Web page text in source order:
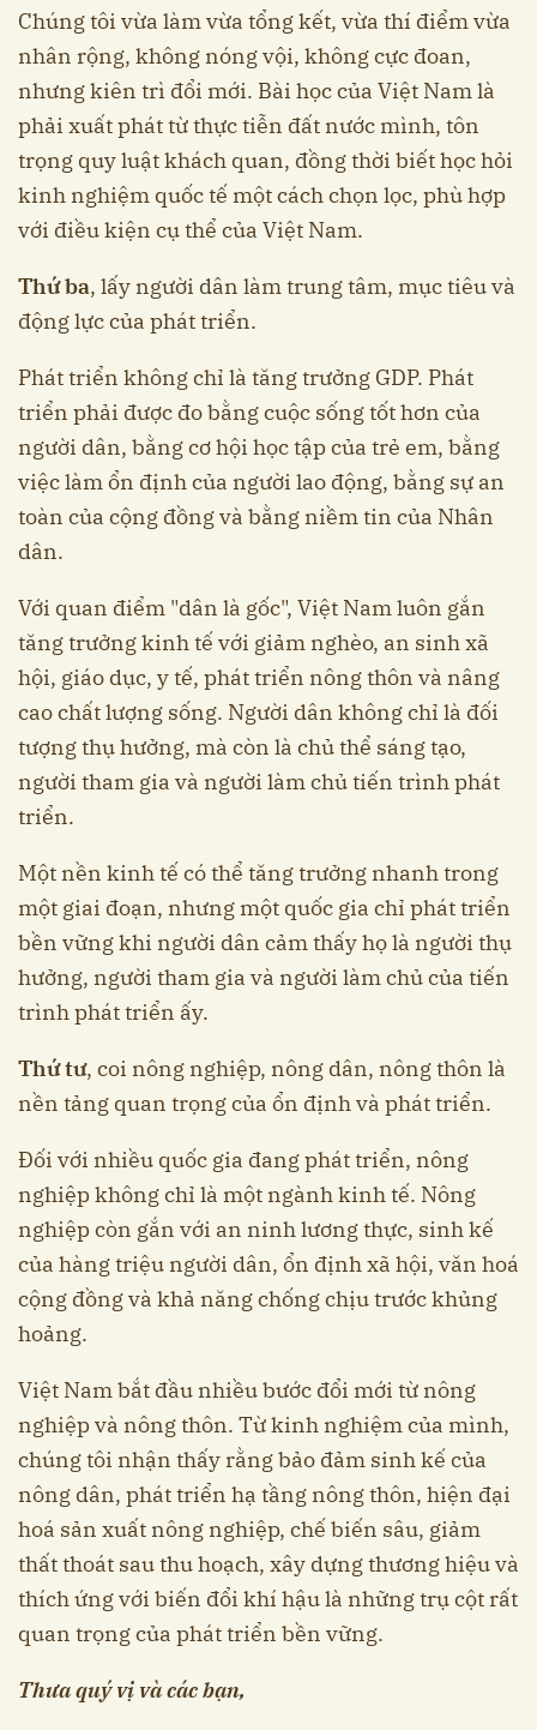
Chúng tôi vừa làm vừa tổng kết, vừa thí điểm vừa
nhân rộng, không nóng vội, không cực đoan,
nhưng kiên trì đổi mới. Bài học của Việt Nam là
phải xuất phát từ thực tiễn đất nước mình, tôn
trọng quy luật khách quan, đồng thời biết học hỏi
kinh nghiệm quốc tế một cách chọn lọc, phù hợp
với điều kiện cụ thể của Việt Nam.
Thứ ba, lấy người dân làm trung tâm, mục tiêu và
động lực của phát triển.
Phát triển không chỉ là tăng trưởng GDP. Phát
triển phải được đo bằng cuộc sống tốt hơn của
người dân, bằng cơ hội học tập của trẻ em, bằng
việc làm ổn định của người lao động, bằng sự an
toàn của cộng đồng và bằng niềm tin của Nhân
dân.
Với quan điểm "dân là gốc", Việt Nam luôn gắn
tăng trưởng kinh tế với giảm nghèo, an sinh xã
hội, giáo dục, y tế, phát triển nông thôn và nâng
cao chất lượng sống. Người dân không chỉ là đối
tượng thụ hưởng, mà còn là chủ thể sáng tạo,
người tham gia và người làm chủ tiến trình phát
triển.
Một nền kinh tế có thể tăng trưởng nhanh trong
một giai đoạn, nhưng một quốc gia chỉ phát triển
bền vững khi người dân cảm thấy họ là người thụ
hưởng, người tham gia và người làm chủ của tiến
trình phát triển ấy.
Thứ tư, coi nông nghiệp, nông dân, nông thôn là
nền tảng quan trọng của ổn định và phát triển.
Đối với nhiều quốc gia đang phát triển, nông
nghiệp không chỉ là một ngành kinh tế. Nông
nghiệp còn gắn với an ninh lương thực, sinh kế
của hàng triệu người dân, ổn định xã hội, văn hoá
cộng đồng và khả năng chống chịu trước khủng
hoảng.
Việt Nam bắt đầu nhiều bước đổi mới từ nông
nghiệp và nông thôn. Từ kinh nghiệm của mình,
chúng tôi nhận thấy rằng bảo đảm sinh kế của
nông dân, phát triển hạ tầng nông thôn, hiện đại
hoá sản xuất nông nghiệp, chế biến sâu, giảm
thất thoát sau thu hoạch, xây dựng thương hiệu và
thích ứng với biến đổi khí hậu là những trụ cột rất
quan trọng của phát triển bền vững.
Thưa quý vị và các bạn,